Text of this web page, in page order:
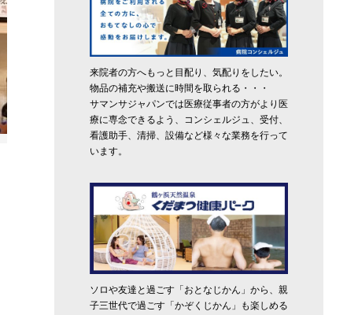
イチオシの長門国の「ボタニカルフィズ」
来院者の方へもっと目配り、気配りをしたい。
物品の補充や搬送に時間を取られる・・・
サマンサジャパンでは医療従事者の方がより医
療に専念できるよう、コンシェルジュ、受付、
看護助手、清掃、設備など様々な業務を行って
います。
ソロや友達と過ごす「おとなじかん」から、親
子三世代で過ごす「かぞくじかん」も楽しめる